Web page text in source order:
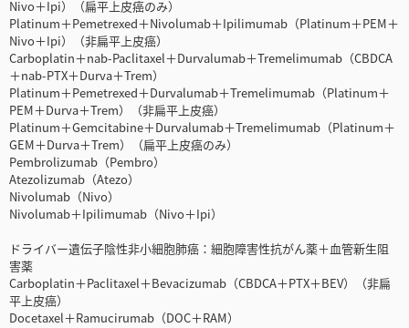
Nivo＋Ipi）（扁平上皮癌のみ）
Platinum＋Pemetrexed＋Nivolumab＋Ipilimumab（Platinum＋PEM＋
Nivo＋Ipi）（非扁平上皮癌）
Carboplatin＋nab-Paclitaxel＋Durvalumab＋Tremelimumab（CBDCA
＋nab-PTX＋Durva＋Trem）
Platinum＋Pemetrexed＋Durvalumab＋Tremelimumab（Platinum＋
PEM＋Durva＋Trem）（非扁平上皮癌）
Platinum＋Gemcitabine＋Durvalumab＋Tremelimumab（Platinum＋
GEM＋Durva＋Trem）（扁平上皮癌のみ）
Pembrolizumab（Pembro）
Atezolizumab（Atezo）
Nivolumab（Nivo）
Nivolumab＋Ipilimumab（Nivo＋Ipi）
ドライバー遺伝子陰性非小細胞肺癌：細胞障害性抗がん薬＋血管新生阻
害薬
Carboplatin＋Paclitaxel＋Bevacizumab（CBDCA＋PTX＋BEV）（非扁
平上皮癌）
Docetaxel＋Ramucirumab（DOC＋RAM）